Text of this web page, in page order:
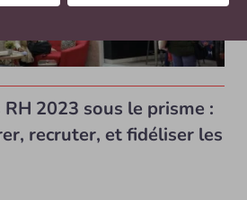
2023 sous le prisme :
recruter, et fidéliser les